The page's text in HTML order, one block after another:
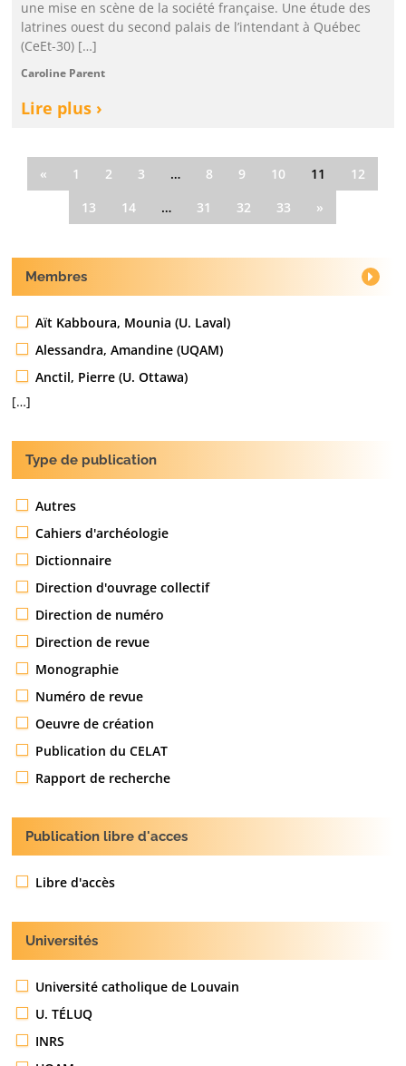
une mise en scène de la société française. Une étude des
latrines ouest du second palais de l’intendant à Québec
(CeEt-30) […]
Caroline Parent
Lire plus ›
« 1 2 3 … 8 9 10 11
12
13
14 … 31 32 33 »
Membres
Aït Kabboura, Mounia (U. Laval)
Alessandra, Amandine (UQAM)
Anctil, Pierre (U. Ottawa)
[…]
Type de publication
Autres
Cahiers d'archéologie
Dictionnaire
Direction d'ouvrage collectif
Direction de numéro
Direction de revue
Monographie
Numéro de revue
Oeuvre de création
Publication du CELAT
Rapport de recherche
Publication libre d'acces
Libre d'accès
Universités
Université catholique de Louvain
U. TÉLUQ
INRS